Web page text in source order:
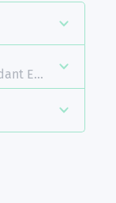
Emergences